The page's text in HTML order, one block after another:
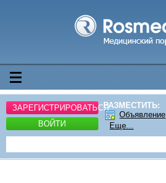
ЗАРЕГИСТРИРОВАТЬСЯ
ВОЙТИ
РАЗМЕСТИТЬ:
Объявление
Еще...